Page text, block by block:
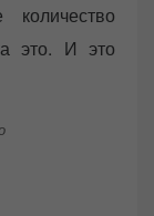
это. И это